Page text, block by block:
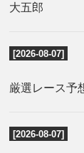
大五郎
[2026-08-07]
厳選レース予
[2026-08-07]